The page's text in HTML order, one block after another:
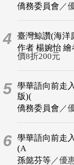
僑務委員會 ／
4
臺灣鯨讚(海洋
作者 楊婉怡
價8折200元
5 學華語向前走
版)(
僑務委員會 ／
6 學華語向前走
(A
孫懿芬等／優